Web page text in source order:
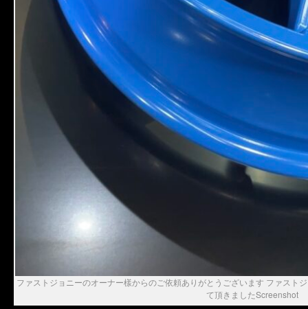
ファストジョニーのオーナー樣からのご依頼ありがとうございます ファスト
て頂きましたScreenshot